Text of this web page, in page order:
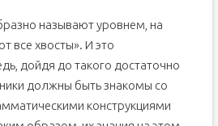
называют уровнем, на
все хвосты». И это
дойдя до такого достаточно
должны быть знакомы со
конструкциями